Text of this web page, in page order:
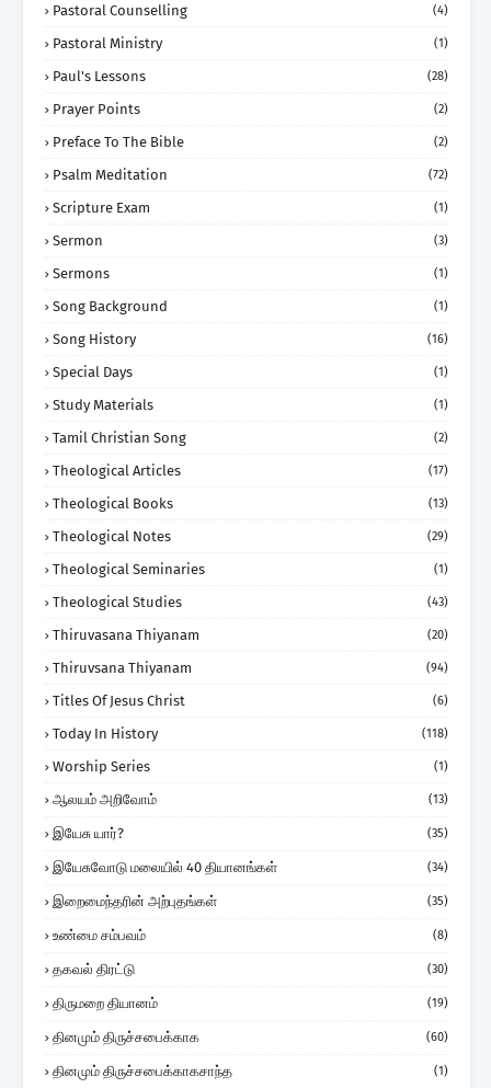
Pastoral Counselling (4)
Pastoral Ministry (1)
Paul's Lessons (28)
Prayer Points (2)
Preface To The Bible (2)
Psalm Meditation (72)
Scripture Exam (1)
Sermon (3)
Sermons (1)
Song Background (1)
Song History (16)
Special Days (1)
Study Materials (1)
Tamil Christian Song (2)
Theological Articles (17)
Theological Books (13)
Theological Notes (29)
Theological Seminaries (1)
Theological Studies (43)
Thiruvasana Thiyanam (20)
Thiruvsana Thiyanam (94)
Titles Of Jesus Christ (6)
Today In History (118)
Worship Series (1)
ஆலயம் அறிவோம் (13)
இயேசு யார்? (35)
இயேசுவோடு மலையில் 40 தியானங்கள் (34)
இறைமைந்தரின் அற்புதங்கள் (35)
உண்மை சம்பவம் (8)
தகவல் திரட்டு (30)
திருமறை தியானம் (19)
தினமும் திருச்சபைக்காக (60)
தினமும் திருச்சபைக்காகசாந்த (1)